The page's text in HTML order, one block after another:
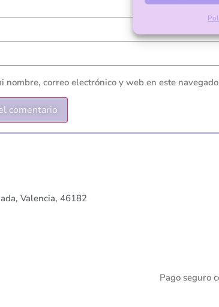
nombre, correo electrónico y web en este
Valencia, 46182
Pago seguro